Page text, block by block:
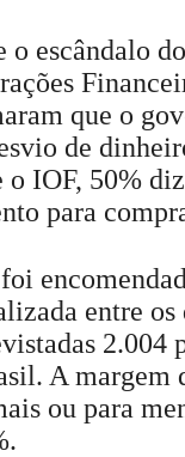
o escândalo
que o
de
o IOF, 50%
para
entre os
2.004
A margem
ou para